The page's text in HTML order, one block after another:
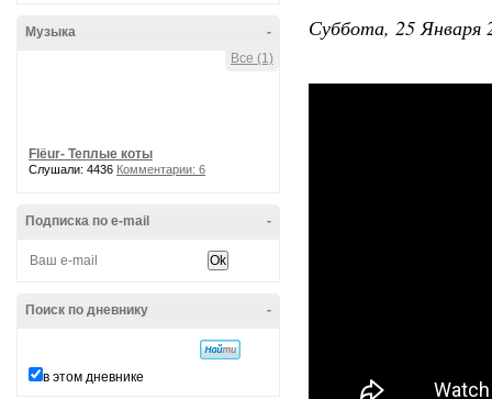
-
Музыка
Все (1)
Flёur- Теплые коты
Слушали: 4436 Комментарии: 6
-
Подписка по e-mail
-
Поиск по дневнику
в этом дневнике
Суббота, 25 Января